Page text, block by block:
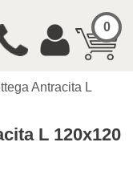
0
Antracita L
L 120x120